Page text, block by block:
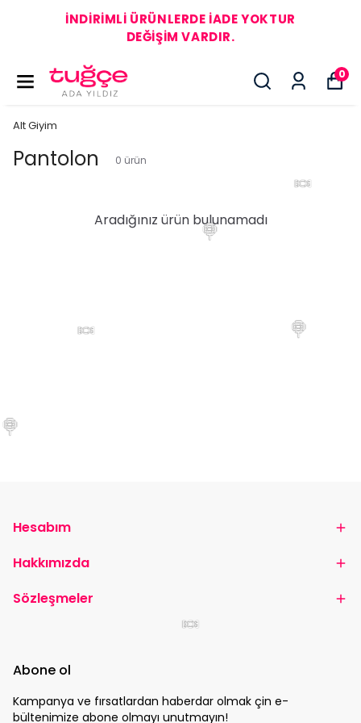
🍬
🍬
🍭
🍬
🍬
🍭
🍭
İNDİRİMLİ ÜRÜNLERDE İADE YOKTUR
DEĞİŞİM VARDIR.
0
Alt Giyim
Pantolon 0 ürün
Aradığınız ürün bulunamadı
Hesabım
Hakkımızda
Sözleşmeler
Abone ol
Kampanya ve fırsatlardan haberdar olmak çin e-
bültenimize abone olmayı unutmayın!